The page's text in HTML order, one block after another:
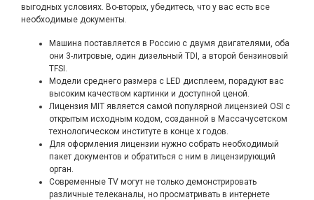
выгодных условиях. Во-вторых, убедитесь, что у вас есть все
необходимые документы.
Машина поставляется в Россию с двумя двигателями, оба
они 3-литровые, один дизельный TDI, а второй бензиновый
TFSI.
Модели среднего размера с LED дисплеем, порадуют вас
высоким качеством картинки и доступной ценой.
Лицензия MIT является самой популярной лицензией OSI с
открытым исходным кодом, созданной в Массачусетском
технологическом институте в конце х годов.
Для оформления лицензии нужно собрать необходимый
пакет документов и обратиться с ним в лицензирующий
орган.
Современные TV могут не только демонстрировать
различные телеканалы, но просматривать в интернете